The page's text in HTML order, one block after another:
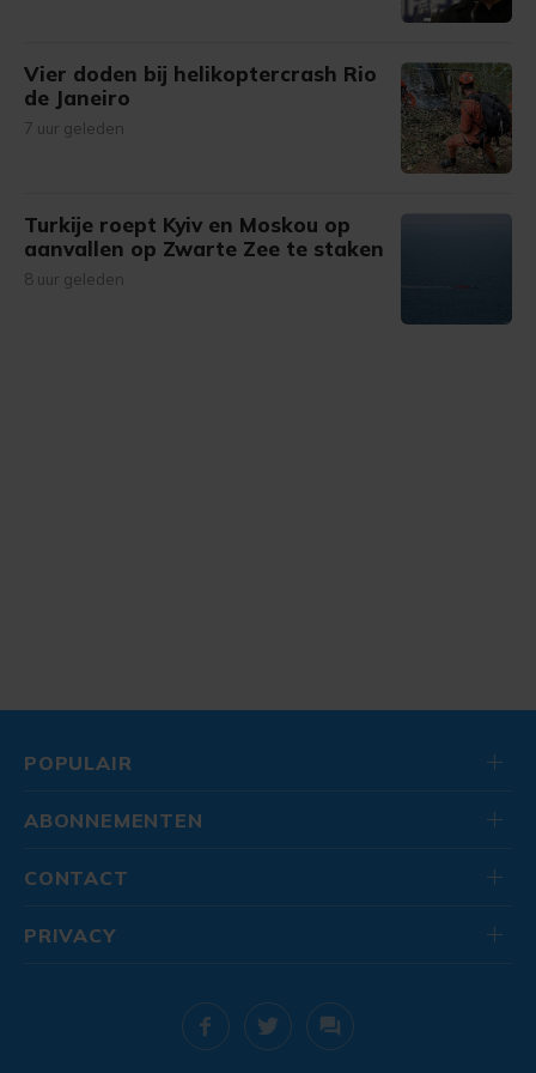
Vier doden bij helikoptercrash Rio
de Janeiro
7 uur geleden
Turkije roept Kyiv en Moskou op
aanvallen op Zwarte Zee te staken
8 uur geleden
POPULAIR
ABONNEMENTEN
CONTACT
PRIVACY